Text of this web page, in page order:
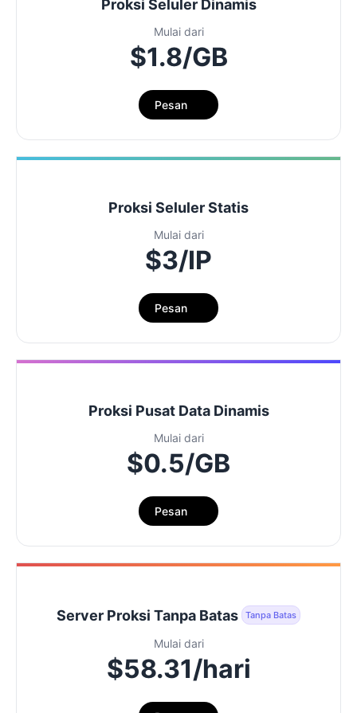
Proksi Seluler Dinamis
Mulai dari
$1.8/GB
Pesan
Proksi Seluler Statis
Mulai dari
$3/IP
Pesan
Proksi Pusat Data Dinamis
Mulai dari
$0.5/GB
Pesan
Server Proksi Tanpa Batas Tanpa Batas
Mulai dari
$58.31/hari